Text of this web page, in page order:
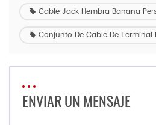
Cable Jack Hembra Banana
Conjunto De Cable De Terminal
ENVIAR UN MENSAJE